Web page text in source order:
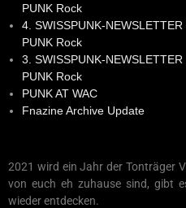
PUNK Rock
4. SWISSPUNK-
PUNK Rock
3. SWISSPUNK-
PUNK Rock
PUNK AT WAC
Fnazine Archive Update
2021 wird ein Jahr der Tonträger
von euch eh zuhause sind, gibt
wieder entdecken.